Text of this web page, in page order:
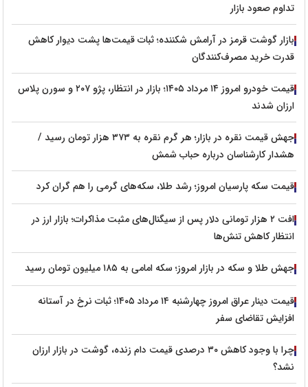
تداوم صعود بازار
بازار گوشت قرمز در آرامش شکننده؛ ثبات قیمت‌ها پشت دیوار کاهش
قدرت خرید مصرف‌کنندگان
قیمت خودرو امروز ۱۴ مرداد ۱۴۰۵؛ بازار در انتظار، پژو ۲۰۷ و سورن پلاس
ارزان شدند
جهش قیمت نقره در بازار؛ هر گرم نقره به ۳۷۳ هزار تومان رسید /
هشدار کارشناسان درباره حباب شمش
قیمت سکه پارسیان امروز؛ رشد طلا، سکه‌های گرمی را هم گران کرد
افت ۲ هزار تومانی دلار پس از سیگنال‌های مثبت مذاکرات؛ بازار ارز در
انتظار کاهش تنش‌ها
جهش طلا و سکه در بازار امروز؛ سکه امامی به ۱۸۵ میلیون تومان رسید
قیمت دینار عراق امروز چهارشنبه ۱۴ مرداد ۱۴۰۵؛ ثبات نرخ در آستانه
افزایش تقاضای سفر
چرا با وجود کاهش ۳۰ درصدی قیمت دام زنده، گوشت در بازار ارزان
نشد؟